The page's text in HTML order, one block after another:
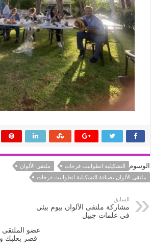
الوسوم التشكيلية انطوانيت فرحات
ملتقى الألوان
ملتقى الألوان بضيافة التشكيلية انطوانيت فرحات
السابق
مشاركة ملتقى الألوان بيوم بيئي
في علمات جبيل
عضو
قصر بعلبك